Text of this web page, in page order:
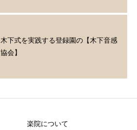
木下式を実践する登録園の【木下音感
協会】
楽院について